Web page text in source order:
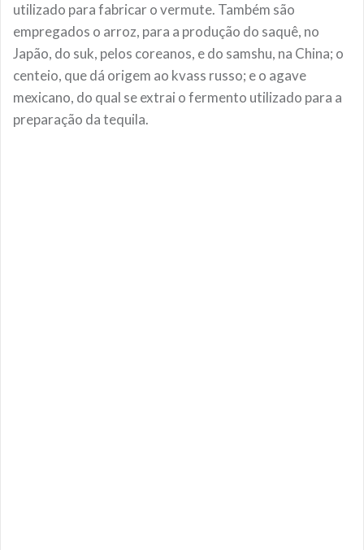
utilizado para fabricar o vermute. Também são
empregados o arroz, para a produção do saquê, no
Japão, do suk, pelos coreanos, e do samshu, na China; o
centeio, que dá origem ao kvass russo; e o agave
mexicano, do qual se extrai o fermento utilizado para a
preparação da tequila.